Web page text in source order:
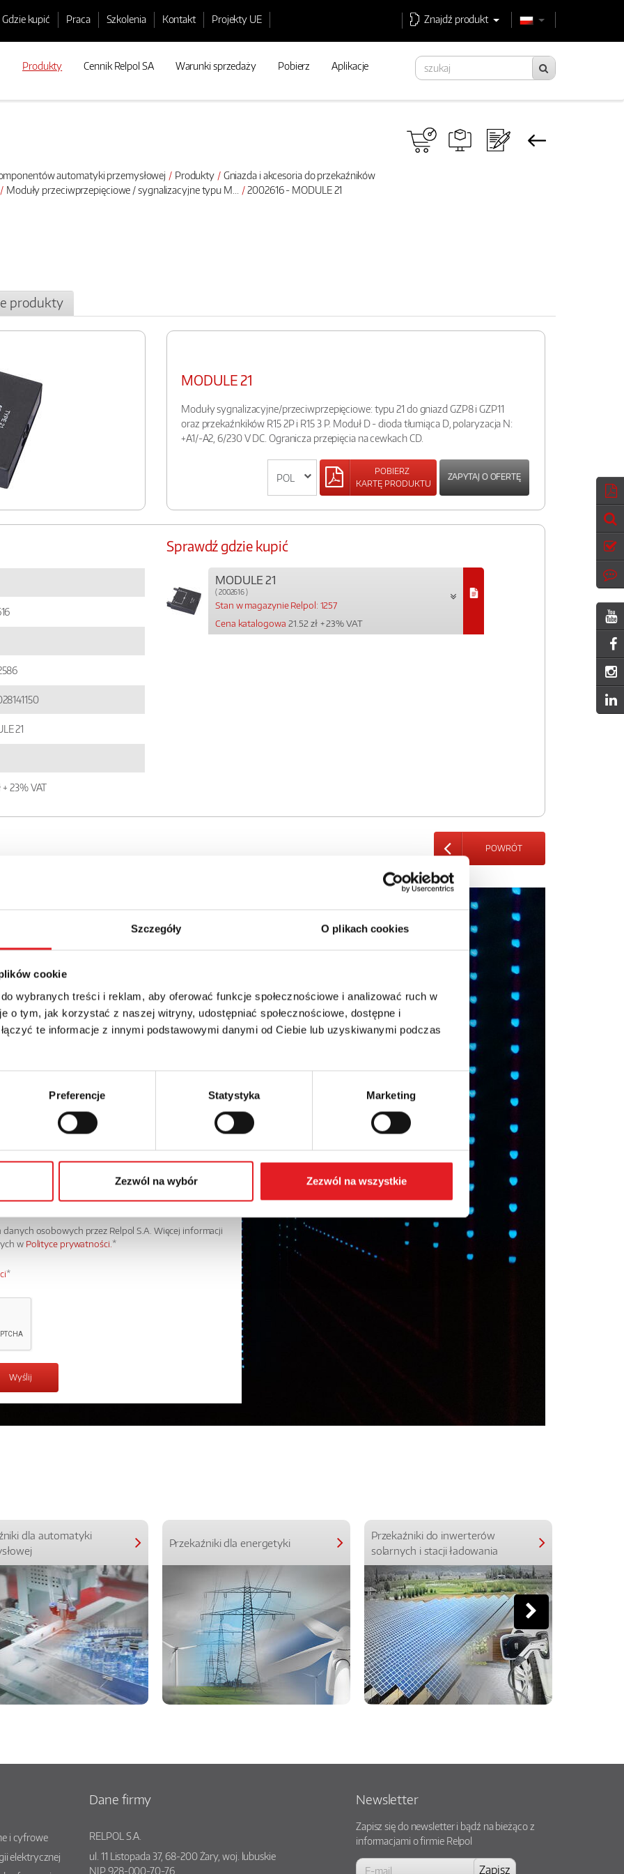
Szczegóły O plikach cookies
cookie
wybranych treści i reklam, aby oferować funkcje społecznościowe i analizować ruch w
o tym, jak korzystać z naszej witryny, udostępniać społecznościowe, dostępne i
te informacje z innymi podstawowymi danymi od Ciebie lub uzyskiwanymi podczas
Preferencje Statystyka Marketing
Zezwól na wybór Zezwól na wszystkie
Gdzie kupić Praca Szkolenia Kontakt Projekty UE Znajdź produkt
Produkty Cennik Relpol SA Warunki sprzedaży Pobierz Aplikacje
automatyki przemysłowej Produkty
Gniazda i akcesoria do przekaźników
Moduły przeciwprzepięciowe / sygnalizacyjne typu M... 2002616 - MODULE 21
produkty
MODULE 21
Moduły sygnalizacyjne/przeciwprzepięciowe: typu 21 do gniazd GZP8 i GZP11
oraz przekaźnkików R15 2P i R15 3 P. Moduł D - dioda tłumiąca D, polaryzacja N:
+A1/-A2, 6/230 V DC. Ogranicza przepięcia na cewkach CD.
POBIERZ
KARTĘ PRODUKTU
ZAPYTAJ O OFERTĘ
21
+ 23% VAT
Sprawdź gdzie kupić
MODULE 21
( 2002616 )
Stan w magazynie Relpol: 1257
Cena katalogowa 21.52 zł + 23% VAT
POWRÓT
oferty
Numer telefonu:
osobowych przez Relpol S.A. Więcej informacji
w Polityce prywatności.*
*
dla automatyki
Przekaźniki dla energetyki
Przekaźniki do inwerterów
solarnych i stacji ładowania
i cyfrowe
elektrycznej
Dane firmy
RELPOL S.A.
ul. 11 Listopada 37,68-200Żary, woj. lubuskie
NIP 928-000-70-76
Newsletter
Zapisz się do newsletter i bądź na bieżąco z
informacjami o firmie Relpol